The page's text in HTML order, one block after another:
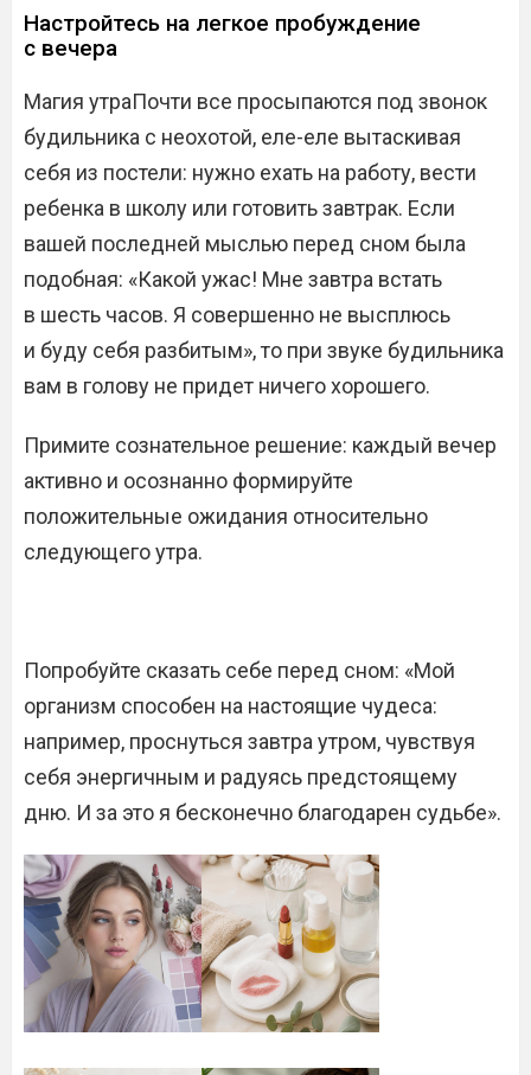
Настройтесь на легкое пробуждение
с вечера
Магия утраПочти все просыпаются под звонок
будильника с неохотой, еле-еле вытаскивая
себя из постели: нужно ехать на работу, вести
ребенка в школу или готовить завтрак. Если
вашей последней мыслью перед сном была
подобная: «Какой ужас! Мне завтра встать
в шесть часов. Я совершенно не высплюсь
и буду себя разбитым», то при звуке будильника
вам в голову не придет ничего хорошего.
Примите сознательное решение: каждый вечер
активно и осознанно формируйте
положительные ожидания относительно
следующего утра.
Попробуйте сказать себе перед сном: «Мой
организм способен на настоящие чудеса:
например, проснуться завтра утром, чувствуя
себя энергичным и радуясь предстоящему
дню. И за это я бесконечно благодарен судьбе».